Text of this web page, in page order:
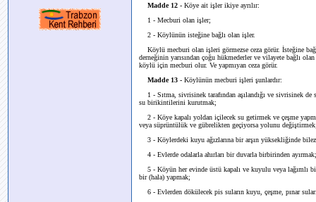
Madde 12 - Köye ait işler ikiye ayrılır:
1 - Mecburi olan işler;
2 - Köylünün isteğine bağlı olan işler.
Köylü mecburi olan işleri görmezse ceza görür. İsteğine
derneğinin yarısından çoğu hükmederler ve vilayete bağlı
köylü için mecburi olur. Ve yapmıyan ceza görür.
Madde 13 - Köylünün mecburi işleri şunlardır:
1 - Sıtma, sivrisinek tarafından aşılandığı ve sivrisinek
su birikintilerini kurutmak;
2 - Köye kapalı yoldan içilecek su getirmek ve çeşme
veya süprüntülük ve gübrelikten geçiyorsa yolunu
3 - Köylerdeki kuyu ağızlarına bir arşın yüksekliğinde
4 - Evlerde odalarla ahırları bir duvarla birbirinden ayırmak;
5 - Köyün her evinde üstü kapalı ve kuyulu veya lağımlı
bir (hala) yapmak;
6 - Evlerden dökülecek pis suların kuyu, çeşme, pınar